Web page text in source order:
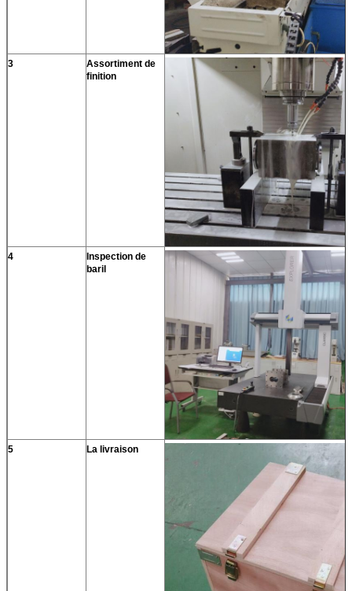
3
Assortiment de
finition
4
Inspection de
baril
5 La livraison